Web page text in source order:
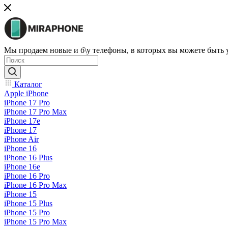
Мы продаем новые и б\у телефоны, в которых вы можете быть
Каталог
Apple iPhone
iPhone 17 Pro
iPhone 17 Pro Max
iPhone 17e
iPhone 17
iPhone Air
iPhone 16
iPhone 16 Plus
iPhone 16e
iPhone 16 Pro
iPhone 16 Pro Max
iPhone 15
iPhone 15 Plus
iPhone 15 Pro
iPhone 15 Pro Max